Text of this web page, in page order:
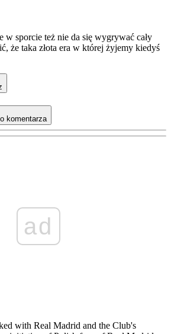
w sporcie też nie da się wygrywać cały
że taka złota era w której żyjemy kiedyś
komentarza
ad
with Real Madrid and the Club's